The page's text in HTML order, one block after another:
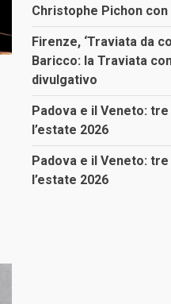
Christophe Pichon
Firenze, ‘Traviata da
Baricco: la Traviata
divulgativo
Padova e il Veneto:
l’estate 2026
Padova e il Veneto:
l’estate 2026